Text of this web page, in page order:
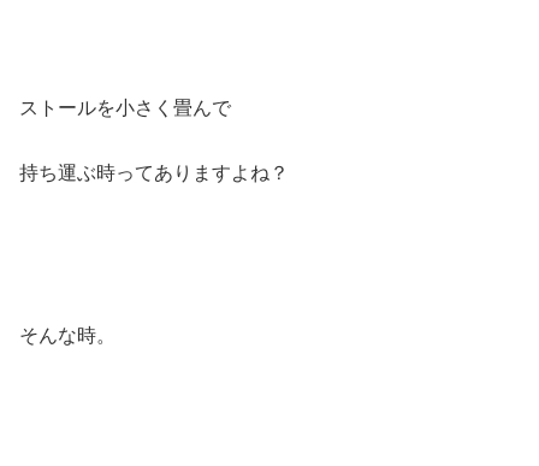
ストールを小さく畳んで
持ち運ぶ時ってありますよね？
そんな時。